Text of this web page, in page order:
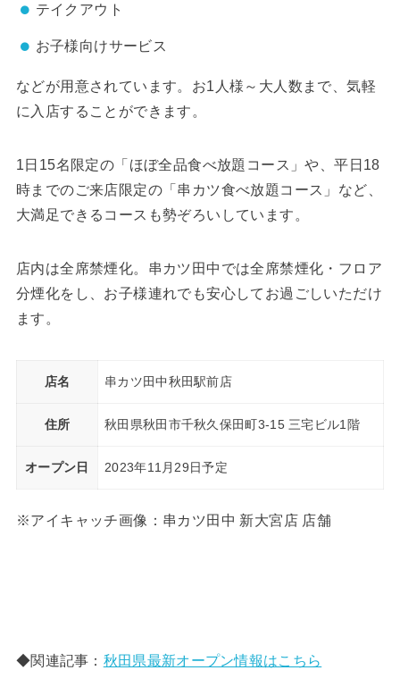
テイクアウト
お子様向けサービス
などが用意されています。お1人様～大人数まで、気軽
に入店することができます。
1日15名限定の「ほぼ全品食べ放題コース」や、平日18
時までのご来店限定の「串カツ食べ放題コース」など、
大満足できるコースも勢ぞろいしています。
店内は全席禁煙化。串カツ田中では全席禁煙化・フロア
分煙化をし、お子様連れでも安心してお過ごしいただけ
ます。
店名 串カツ田中秋田駅前店
住所 秋田県秋田市千秋久保田町3-15 三宅ビル1階
オープン日 2023年11月29日予定
※アイキャッチ画像：串カツ田中 新大宮店 店舗
◆関連記事： 秋田県最新オープン情報はこちら